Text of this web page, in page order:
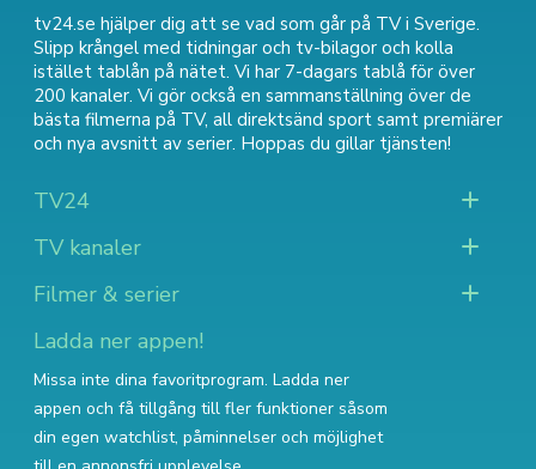
tv24.se hjälper dig att se vad som går på TV i Sverige.
Slipp krångel med tidningar och tv-bilagor och kolla
istället tablån på nätet. Vi har 7-dagars tablå för över
200 kanaler. Vi gör också en sammanställning över de
bästa filmerna på TV, all direktsänd sport samt premiärer
och nya avsnitt av serier. Hoppas du gillar tjänsten!
TV24
TV kanaler
Filmer & serier
Ladda ner appen!
Missa inte dina favoritprogram. Ladda ner
appen och få tillgång till fler funktioner såsom
din egen watchlist, påminnelser och möjlighet